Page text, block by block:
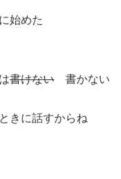
始めた
書けない 書かない
きに話すからね